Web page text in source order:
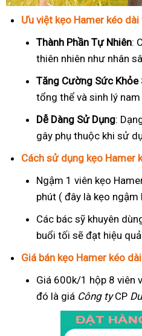
Ưu việt kẹo Hamer kéo
Thành Phần Tự Nhiên:
thiên nhiên như nhân
Tăng Cường Sức Khỏe
tổng thể và sinh lý nam
Dễ Dàng Sử Dụng:
gây phụ thuộc khi sử
Cách sử dụng kẹo Hamer
Ngậm 1 viên kẹo
phút ( đây là kẹo ngậm
Các bác sỹ khuyên
buổi tối sẽ đạt hiệu
Giá bán kẹo Hamer kéo
Giá 600k/1 hộp 8 viên
đó là giá Công tyCP